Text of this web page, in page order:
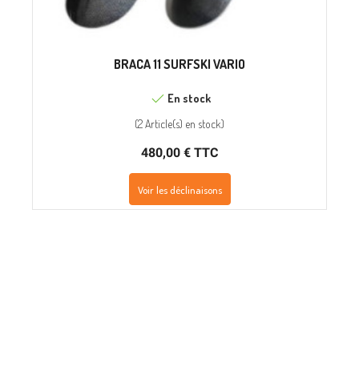
BRACA 11 SURFSKI VARIO
En stock
(2 Article(s) en stock)
480,00 € TTC
Voir les déclinaisons